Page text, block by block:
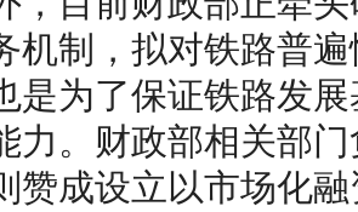
机制，拟对铁路普
是为了保证铁路发
力。财政部相关部
赞成设立以市场化